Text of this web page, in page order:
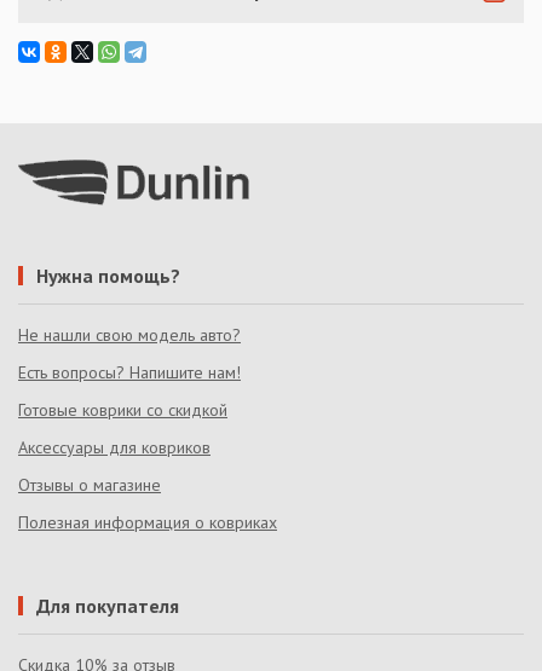
Нужна помощь?
Не нашли свою модель авто?
Есть вопросы? Напишите нам!
Готовые коврики со скидкой
Аксессуары для ковриков
Отзывы о магазине
Полезная информация о ковриках
Для покупателя
Скидка 10% за отзыв